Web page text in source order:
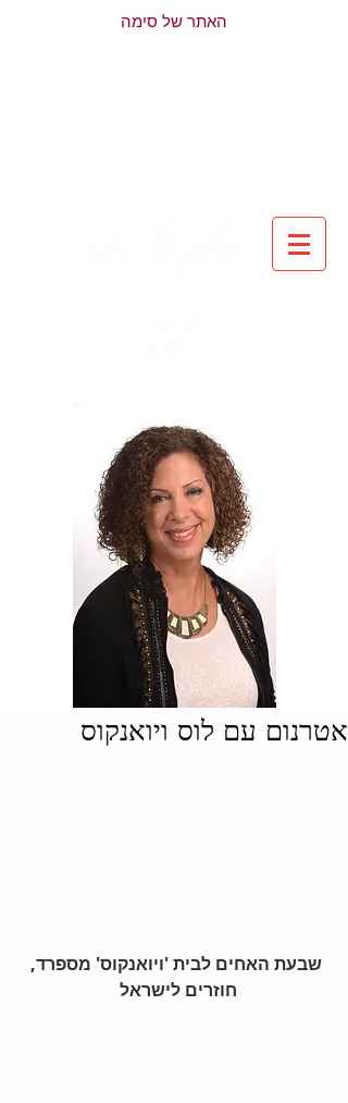
האתר של סימה
אטרנום עם לוס ויואנקוס
שבעת האחים לבית 'ויואנקוס' מספרד,
חוזרים לישראל